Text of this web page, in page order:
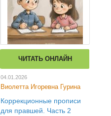
ЧИТАТЬ ОНЛАЙН
04.01.2026
Виолетта Игоревна Гурина
Коррекционные прописи
для правшей. Часть 2